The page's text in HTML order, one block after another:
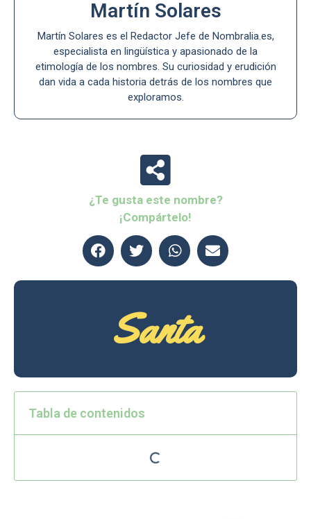
Martín Solares
Martín Solares es el Redactor Jefe de Nombralia.es,
especialista en lingüística y apasionado de la
etimología de los nombres. Su curiosidad y erudición
dan vida a cada historia detrás de los nombres que
exploramos.
¿Te gusta este nombre?
¡Compártelo!
Santa
Tabla de contenidos